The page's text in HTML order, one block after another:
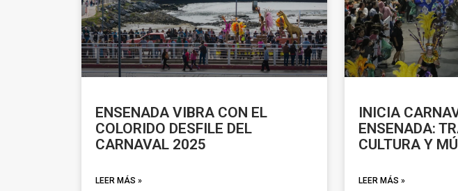
ENSENADA VIBRA CON EL
COLORIDO DESFILE DEL
CARNAVAL 2025
LEER MÁS »
INICIA
ENSENADA:
CULTURA Y
LEER MÁS »